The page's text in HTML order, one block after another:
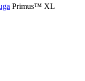
Primus™ XL